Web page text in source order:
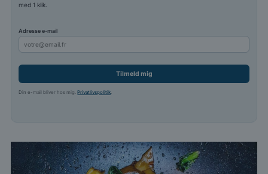
med 1 klik.
Adresse e-mail
Tilmeld mig
Din e-mail bliver hos mig.Privatlivspolitik